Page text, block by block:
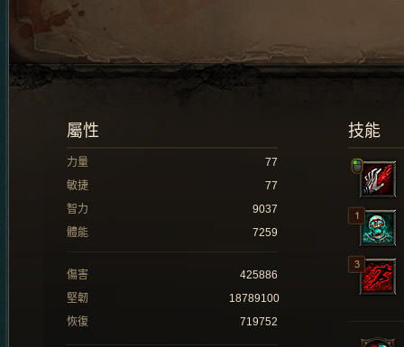
技能
屬性
力量
77
敏捷
77
智力
9037
體能
7259
傷害
425886
堅韌
18789100
恢復
719752